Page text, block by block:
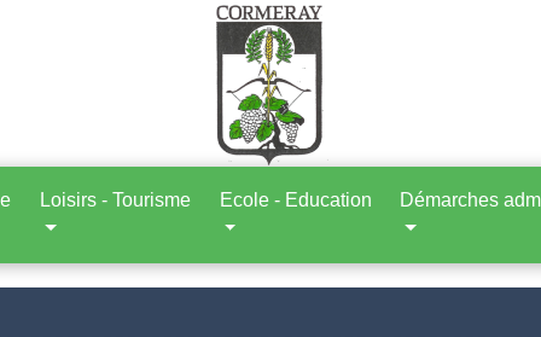
Loisirs - Tourisme Ecole - Education Démarches